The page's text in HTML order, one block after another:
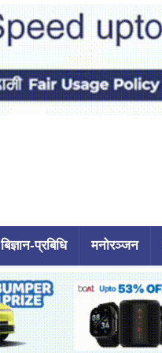
बिज्ञान-प्रबिधि मनोरञ्जन